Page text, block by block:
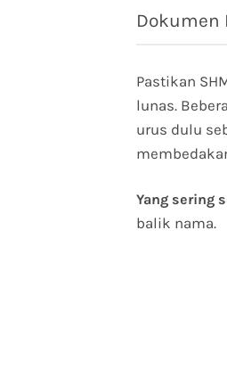
Dokumen
Pastikan
lunas.
urus dulu
Yang sering
balik nama.